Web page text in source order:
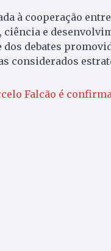
à cooperação
ciência e
debates
considerados
Falcão é